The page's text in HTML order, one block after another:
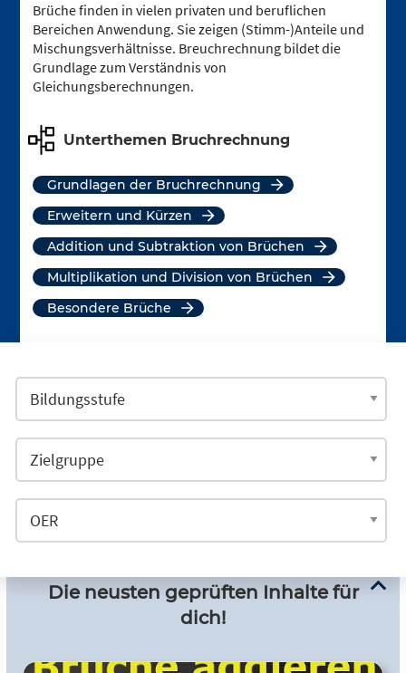
Brüche finden in vielen privaten und beruflichen
Bereichen Anwendung. Sie zeigen (Stimm-)Anteile und
Mischungsverhältnisse. Breuchrechnung bildet die
Grundlage zum Verständnis von
Gleichungsberechnungen.
Unterthemen Bruchrechnung
Grundlagen der Bruchrechnung
Erweitern und Kürzen
Addition und Subtraktion von Brüchen
Multiplikation und Division von Brüchen
besondere Brüche
Die neusten geprüften Inhalte für
dich!